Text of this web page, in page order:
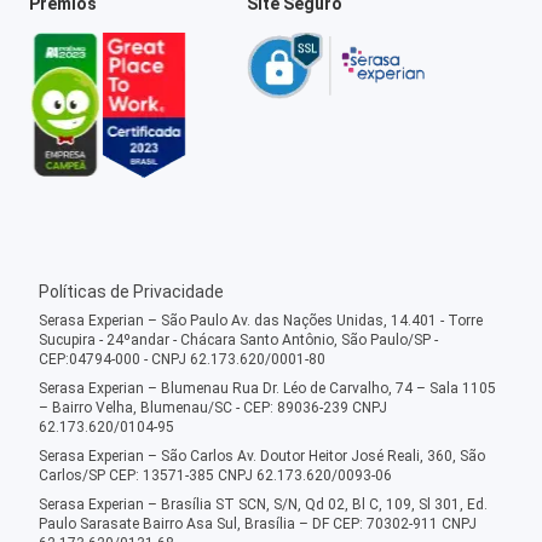
Políticas de Privacidade
Serasa Experian – São Paulo Av. das Nações Unidas, 14.401 - Torre
Sucupira - 24ºandar - Chácara Santo Antônio, São Paulo/SP -
CEP:04794-000 - CNPJ 62.173.620/0001-80
Serasa Experian – Blumenau Rua Dr. Léo de Carvalho, 74 – Sala 1105
– Bairro Velha, Blumenau/SC - CEP: 89036-239 CNPJ
62.173.620/0104-95
Serasa Experian – São Carlos Av. Doutor Heitor José Reali, 360, São
Carlos/SP CEP: 13571-385 CNPJ 62.173.620/0093-06
Serasa Experian – Brasília ST SCN, S/N, Qd 02, Bl C, 109, Sl 301, Ed.
Paulo Sarasate Bairro Asa Sul, Brasília – DF CEP: 70302-911 CNPJ